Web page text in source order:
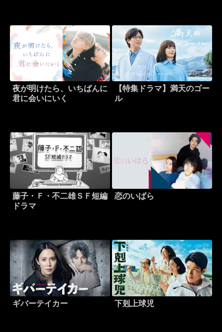
夜が明けたら、いちばんに
君に会いにいく
【特集ドラマ】満天のゴー
ル
藤子・Ｆ・不二雄ＳＦ短編
ドラマ
恋のいばら
ギバーテイカー 下剋上球児